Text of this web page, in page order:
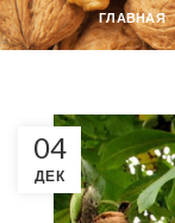
ГЛАВНАЯ
04
ДЕК